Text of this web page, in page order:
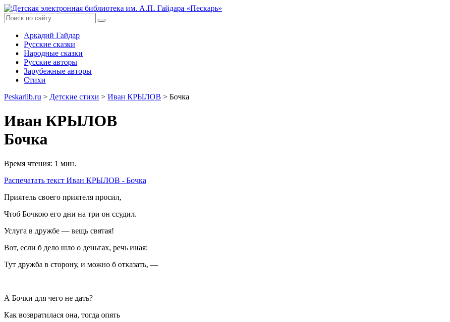
Аркадий Гайдар
Русские сказки
Народные сказки
Русские авторы
Зарубежные авторы
Стихи
Peskarlib.ru > Детские стихи > Иван КРЫЛОВ > Бочка
Иван КРЫЛОВ
Бочка
Время чтения: 1 мин.
Распечатать текст Иван КРЫЛОВ - Бочка
Приятель своего приятеля просил,
Чтоб Бочкою его дни на три он ссудил.
Услуга в дружбе — вещь святая!
Вот, если б дело шло о деньгах, речь иная:
Тут дружба в сторону, и можно б отказать, —
А Бочки для чего не дать?
Как возвратилася она, тогда опять